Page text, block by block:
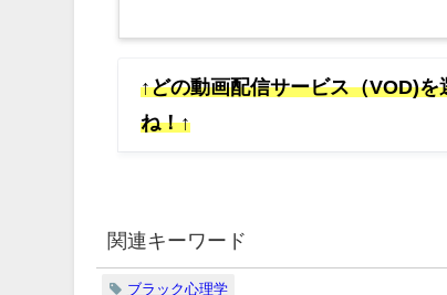
↑どの動画配信サービス（VOD)
ね！↑
関連キーワード
ブラック心理学